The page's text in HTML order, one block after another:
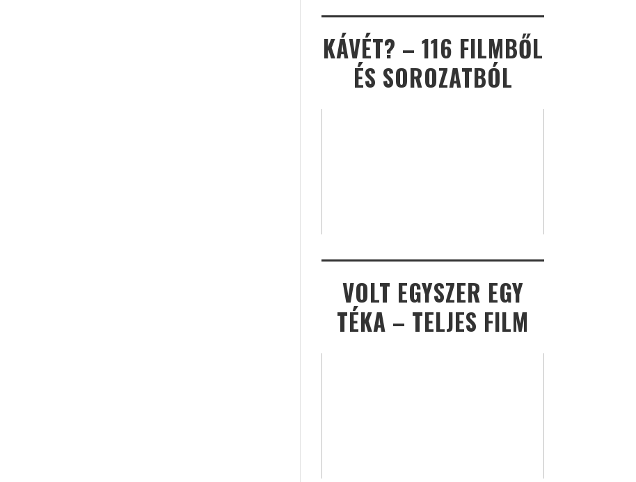
KÁVÉT? – 116 FILMBŐL
ÉS SOROZATBÓL
VOLT EGYSZER EGY
TÉKA – TELJES FILM